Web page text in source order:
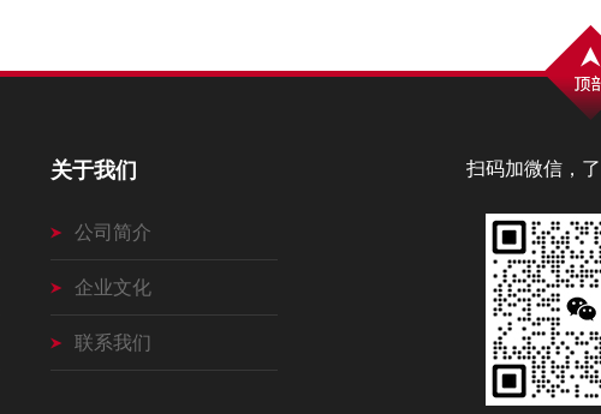
扫码加微信，
关于我们
公司简介
企业文化
联系我们